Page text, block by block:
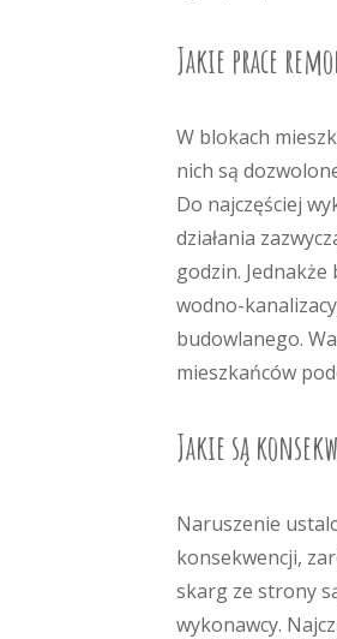
Jakie prace
W blokach
nich są
Do najczęściej
działania
godzin.
wodno-
budowlanego.
mieszkańców
Jakie są
Naruszenie
konsekwencji,
skarg ze strony
wykonawcy.